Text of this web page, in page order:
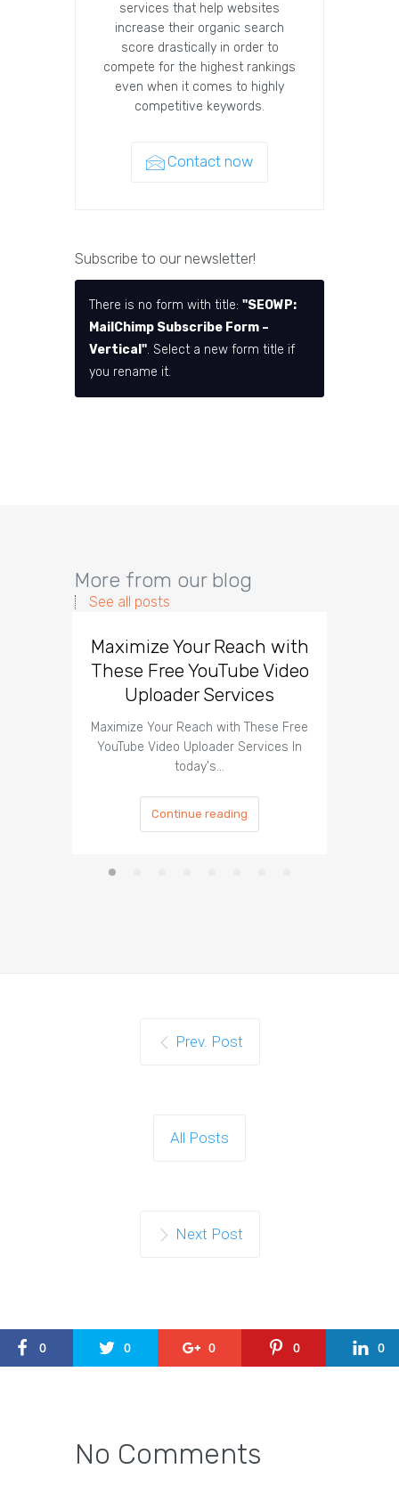
services that help websites
increase their organic search
score drastically in order to
compete for the highest rankings
even when it comes to highly
competitive keywords.
Contact now
Subscribe to our newsletter!
There is no form with title: "SEOWP:
MailChimp Subscribe Form –
Vertical". Select a new form title if
you rename it.
More from our blog
See all posts
Maximize Your Reach with
These Free YouTube Video
Uploader Services
Maximize Your Reach with These Free
YouTube Video Uploader Services In
today's…
Continue reading
Prev. Post
All Posts
Next Post
0 0 0 0 0
No Comments